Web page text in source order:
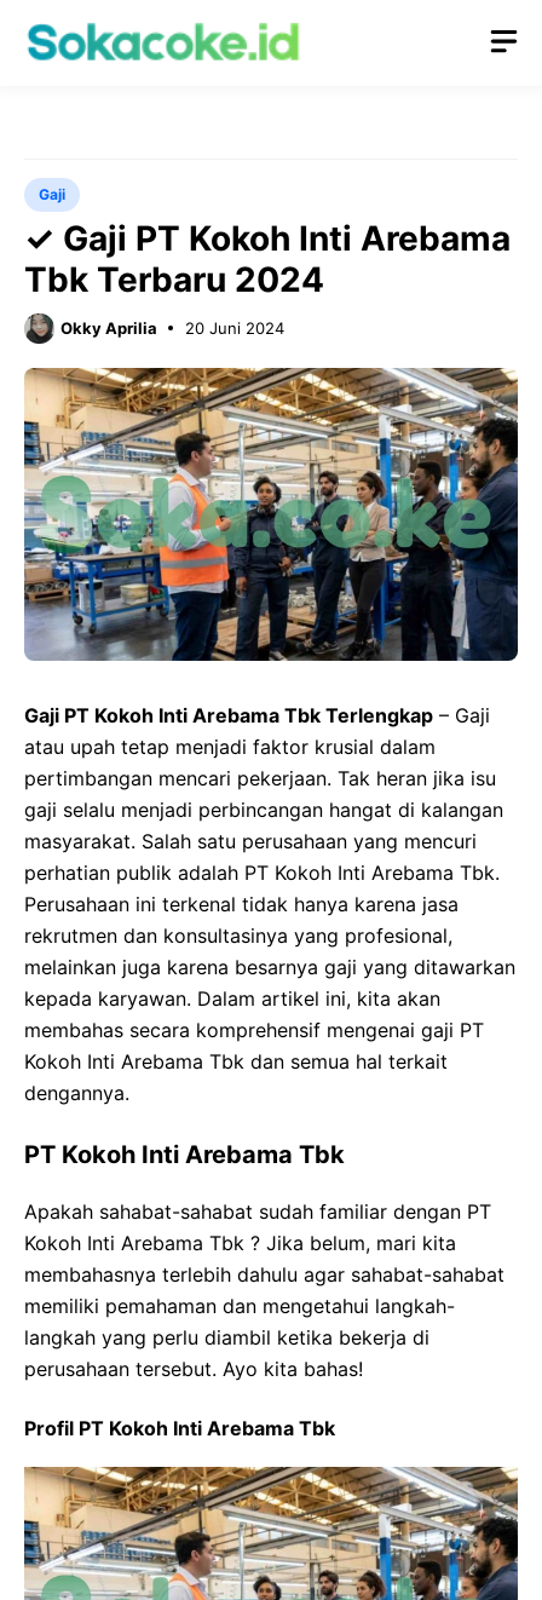
Gaji
✓ Gaji PT Kokoh Inti Arebama
Tbk Terbaru 2024
Okky Aprilia 20 Juni 2024
Gaji PT Kokoh Inti Arebama Tbk Terlengkap – Gaji
atau upah tetap menjadi faktor krusial dalam
pertimbangan mencari pekerjaan. Tak heran jika isu
gaji selalu menjadi perbincangan hangat di kalangan
masyarakat. Salah satu perusahaan yang mencuri
perhatian publik adalah PT Kokoh Inti Arebama Tbk.
Perusahaan ini terkenal tidak hanya karena jasa
rekrutmen dan konsultasinya yang profesional,
melainkan juga karena besarnya gaji yang ditawarkan
kepada karyawan. Dalam artikel ini, kita akan
membahas secara komprehensif mengenai gaji PT
Kokoh Inti Arebama Tbk dan semua hal terkait
dengannya.
PT Kokoh Inti Arebama Tbk
Apakah sahabat-sahabat sudah familiar dengan PT
Kokoh Inti Arebama Tbk ? Jika belum, mari kita
membahasnya terlebih dahulu agar sahabat-sahabat
memiliki pemahaman dan mengetahui langkah-
langkah yang perlu diambil ketika bekerja di
perusahaan tersebut. Ayo kita bahas!
Profil PT Kokoh Inti Arebama Tbk